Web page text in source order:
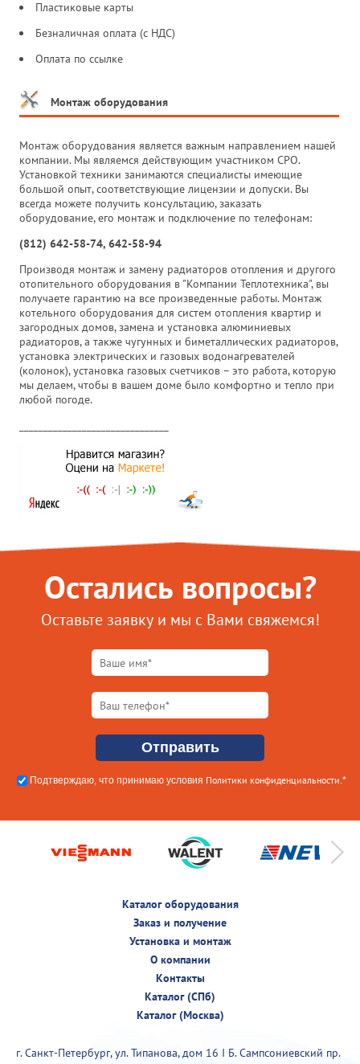
Пластиковые карты
Безналичная оплата (с НДС)
Оплата по ссылке
Монтаж оборудования
Монтаж оборудования является важным направлением нашей
компании. Мы являемся действующим участником СРО.
Установкой техники занимаются специалисты имеющие
большой опыт, соответствующие лицензии и допуски. Вы
всегда можете получить консультацию, заказать
оборудование, его монтаж и подключение по телефонам:
(812) 642-58-74, 642-58-94
Производя монтаж и замену радиаторов отопления и другого
отопительного оборудования в "Компании Теплотехника", вы
получаете гарантию на все произведенные работы. Монтаж
котельного оборудования для систем отопления квартир и
загородных домов, замена и установка алюминиевых
радиаторов, а также чугунных и биметаллических радиаторов,
установка электрических и газовых водонагревателей
(колонок), установка газовых счетчиков – это работа, которую
мы делаем, чтобы в вашем доме было комфортно и тепло при
любой погоде.
Остались вопросы?
Оставьте заявку и мы с Вами свяжемся!
Подтверждаю, что принимаю условия Политики конфиденциальности .*
Каталог оборудования
Заказ и получение
Установка и монтаж
О компании
Контакты
Каталог (СПб)
Каталог (Москва)
г. Санкт-Петербург, ул. Типанова, дом 16 I Б. Сампсониевский пр.